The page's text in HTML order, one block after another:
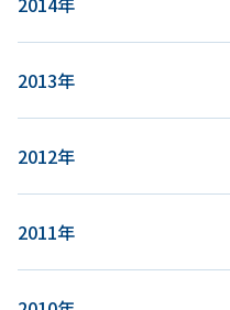
2013年
2012年
2011年